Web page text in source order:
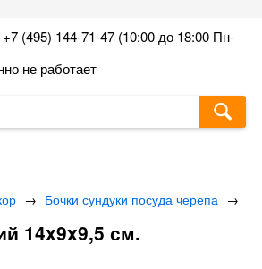
(495) 144-71-47 (10:00 до 18:00 Пн-
не работает
→ Бочки сундуки посуда черепа →
14x9x9,5 см.